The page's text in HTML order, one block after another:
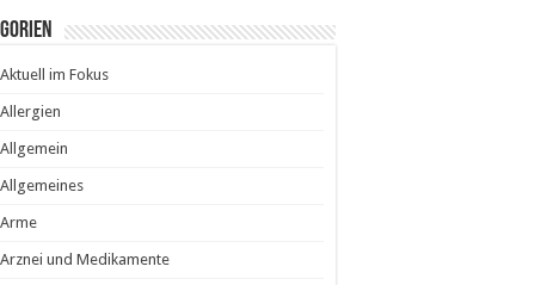
Aktuell im Fokus
Allergien
Allgemein
Allgemeines
Arme
Arznei und Medikamente